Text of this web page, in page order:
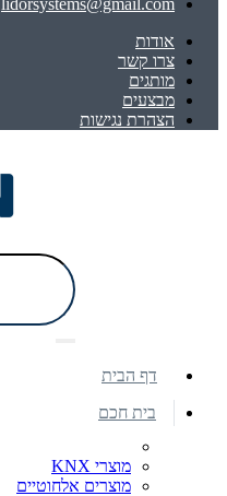
אודות
צרו קשר
מותגים
מבצעים
הצהרת נגישות
דף הבית
בית חכם
מוצרי KNX
מוצרים אלחוטיים